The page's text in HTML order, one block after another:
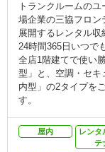
トランクルームの
場企業の三協フロン
展開するレンタル収
24時間365日いつで
全店1階建てで使い
型」と、空調・セキ
内型」の2タイプを
す。
屋内
レンタ
テ